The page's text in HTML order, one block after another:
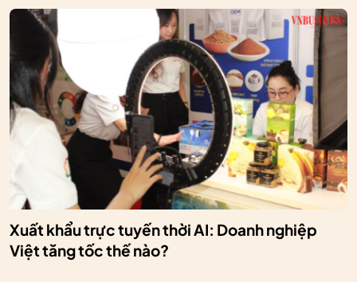
Xuất khẩu trực tuyến thời AI: Doanh nghiệp
Việt tăng tốc thế nào?